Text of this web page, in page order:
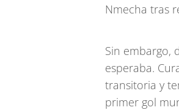
Nmecha tras
Sin embargo,
esperaba.
transitoria y
primer gol